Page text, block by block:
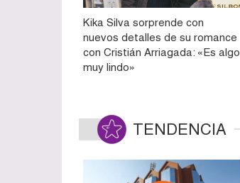
Kika Silva sorprende con
nuevos detalles de su romance
con Cristián Arriagada: «Es algo
muy lindo»
TENDENCIA